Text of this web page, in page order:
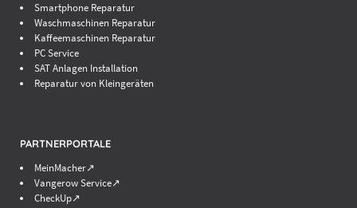
Smartphone Reparatur
Waschmaschinen Reparatur
Kaffeemaschinen Reparatur
PC Service
SAT Anlagen Installation
Reparatur von Kleingeräten
PARTNERPORTALE
MeinMacher↗
Vangerow Service↗
CheckUp↗